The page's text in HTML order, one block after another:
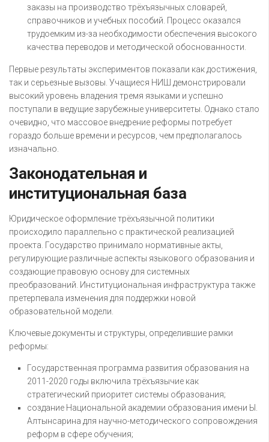
заказы на производство трёхъязычных словарей,
справочников и учебных пособий. Процесс оказался
трудоемким из-за необходимости обеспечения высокого
качества переводов и методической обоснованности.
Первые результаты экспериментов показали как достижения,
так и серьезные вызовы. Учащиеся НИШ демонстрировали
высокий уровень владения тремя языками и успешно
поступали в ведущие зарубежные университеты. Однако стало
очевидно, что массовое внедрение реформы потребует
гораздо больше времени и ресурсов, чем предполагалось
изначально.
Законодательная и
институциональная база
Юридическое оформление трёхъязычной политики
происходило параллельно с практической реализацией
проекта. Государство принимало нормативные акты,
регулирующие различные аспекты языкового образования и
создающие правовую основу для системных
преобразований. Институциональная инфраструктура также
претерпевала изменения для поддержки новой
образовательной модели.
Ключевые документы и структуры, определившие рамки
реформы:
Государственная программа развития образования на
2011-2020 годы включила трёхъязычие как
стратегический приоритет системы образования;
создание Национальной академии образования имени Ы.
Алтынсарина для научно-методического сопровождения
реформ в сфере обучения;